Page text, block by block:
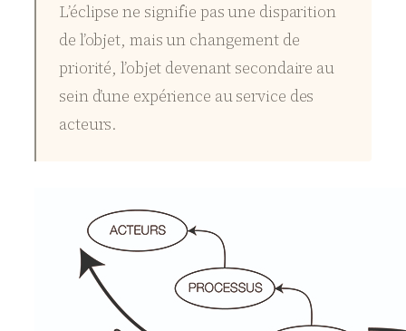
L’éclipse ne signifie pas une disparition
de l’objet, mais un changement de
priorité, l’objet devenant secondaire au
sein d’une expérience au service des
acteurs.